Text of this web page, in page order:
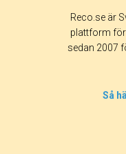
Reco.se är
plattform
sedan 2007
Så